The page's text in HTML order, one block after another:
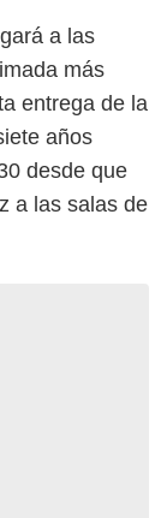
a las
más
entrega de la
años
desde que
a las salas de